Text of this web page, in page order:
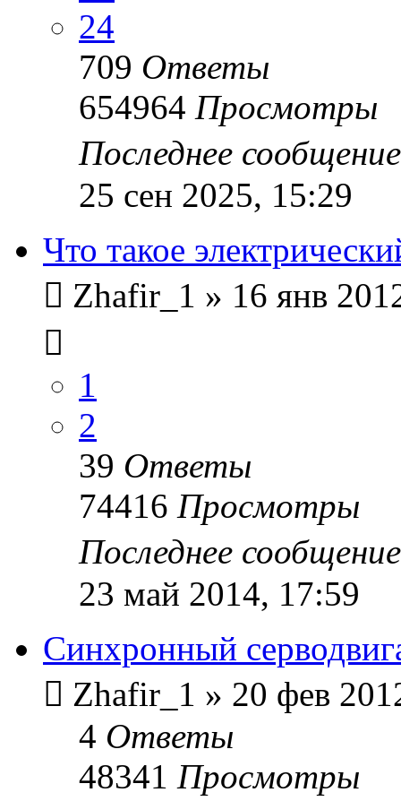
24
709 Ответы
654964 Просмотры
Последнее
25 сен 2025, 15:29
Что такое
Zhafir_1 » 16 янв
1
2
39 Ответы
74416 Просмотры
Последнее
23 май 2014, 17:59
Синхронный
Zhafir_1 » 20 фев
4 Ответы
48341 Просмотры